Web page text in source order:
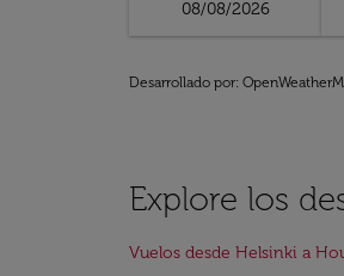
08/08/2026
Desarrollado por:
Explore los
Vuelos desde Helsinki a